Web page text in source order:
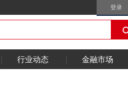
登录
行业动态 金融市场